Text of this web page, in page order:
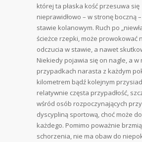
której ta płaska kość przesuwa się
nieprawidłowo – w stronę boczną
stawie kolanowym. Ruch po
ścieżce rzepki, może prowokować
odczucia w stawie, a nawet
Niekiedy pojawia się on nagle, a w
przypadkach narasta z każdym
kilometrem bądź kolejnym
relatywnie częsta przypadłość,
wśród osób rozpoczynających
dyscypliną sportową, choć może
każdego. Pomimo poważnie
schorzenia, nie ma obaw do